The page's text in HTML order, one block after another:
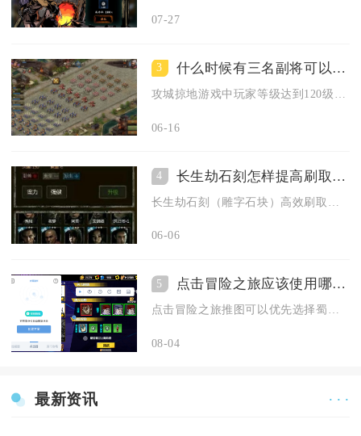
07-27
3 什么时候有三名副将可以加入攻城掠地
06-16
4 长生劫石刻怎样提高刷取效率
06-06
5 点击冒险之旅应该使用哪些推图阵容
点击冒险之旅推图可以优先选择蜀国均衡队、魏国减防队两套平民阵...
08-04
最新资讯 · · ·